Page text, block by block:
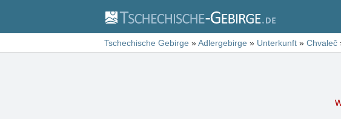
Tschechische Gebirge »Adlergebirge » Unterkunft » Chvaleč